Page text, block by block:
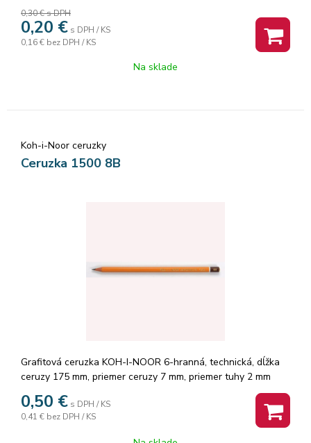
0,30 €s DPH
0,20 € s DPH / KS
0,16 € bez DPH / KS
Na sklade
Koh-i-Noor ceruzky
Ceruzka 1500 8B
Grafitová ceruzka KOH-I-NOOR 6-hranná, technická, dĺžka
ceruzy 175 mm, priemer ceruzy 7 mm, priemer tuhy 2 mm
0,50 € s DPH / KS
0,41 € bez DPH / KS